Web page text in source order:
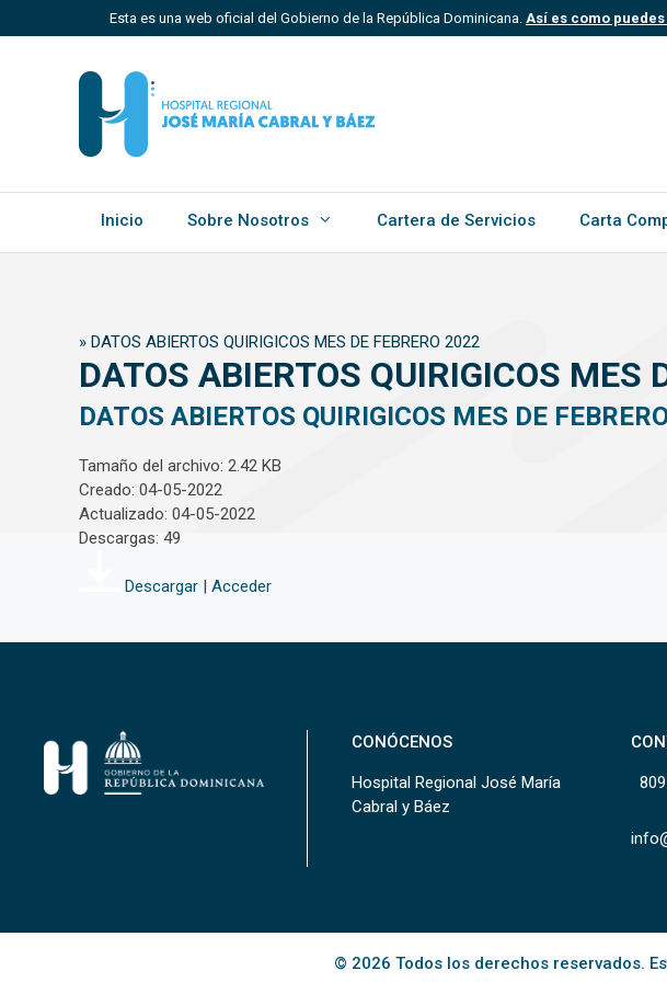
al
Esta es una web oficial del Gobierno de la República Dominicana. Así es como
Un sitio .gob.do, .gov.do o .mil.do significa que pertenece a una organización
Estado dominicano.
Inicio Sobre Nosotros Cartera de Servicios Carta
» DATOS ABIERTOS QUIRIGICOS MES DE FEBRERO 2022
DATOS ABIERTOS QUIRIGICOS MES
DATOS ABIERTOS QUIRIGICOS MES DE
Tamaño del archivo: 2.42 KB
Creado: 04-05-2022
Actualizado: 04-05-2022
Descargas: 49
Descargar | Acceder
CONÓCENOS
Hospital Regional José María
Cabral y Báez
© 2026 Todos los derechos reservados.